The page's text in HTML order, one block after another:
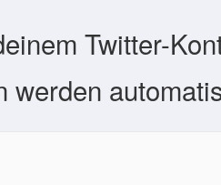
Twitter-
werden